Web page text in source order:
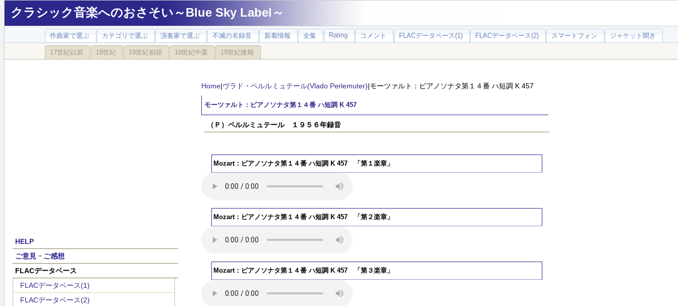
クラシック音楽へのおさそい～Blue Sky Label～
作曲家で選ぶ カテゴリで選ぶ 演奏家で選ぶ 不滅の名録音 新着情報 全集 Rating コメント FLACデータベース(1) FLACデータベース(2) スマートフォン ジャケット聞き
17世紀以前 18世紀 19世紀初頭 19世紀中葉 19世紀後期
HELP
ご意見・ご感想
FLACデータベース
FLACデータベース(1)
FLACデータベース(2)
Home|ヴラド・ペルルミュテール(Vlado Perlemuter)|モーツァルト：ピアノソナタ第１４番 ハ短調 K 457
モーツァルト：ピアノソナタ第１４番 ハ短調 K 457
（Ｐ）ペルルミュテール １９５６年録音
Mozart：ピアノソナタ第１４番 ハ短調 K 457 「第１楽章」
Mozart：ピアノソナタ第１４番 ハ短調 K 457 「第２楽章」
Mozart：ピアノソナタ第１４番 ハ短調 K 457 「第３楽章」